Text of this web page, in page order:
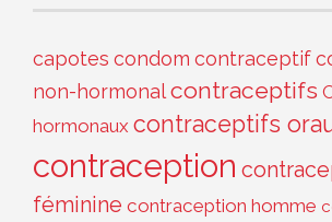
capotes condom contraceptif
non-hormonalcontraceptifs
hormonaux contraceptifs
contraception
féminine contraception homme